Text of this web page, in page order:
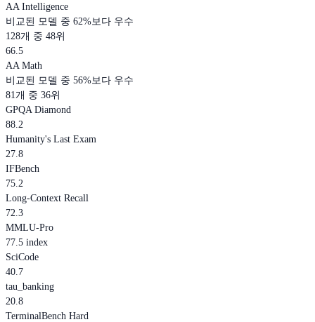
AA Intelligence
비교된 모델 중 62%보다 우수
128개 중 48위
66.5
AA Math
비교된 모델 중 56%보다 우수
81개 중 36위
GPQA Diamond
88.2
Humanity's Last Exam
27.8
IFBench
75.2
Long-Context Recall
72.3
MMLU-Pro
77.5 index
SciCode
40.7
tau_banking
20.8
TerminalBench Hard